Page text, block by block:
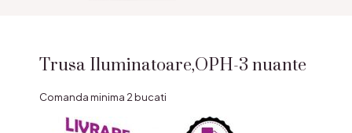
Trusa Iluminatoare,OPH-3 nuante
Comanda minima 2 bucati